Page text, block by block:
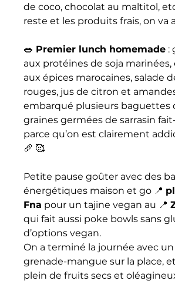
de coco, chocolat au maltitol,
reste et les produits frais, on va
🥗 Premier lunch homemade :
aux protéines de soja
aux épices marocaines, salade
rouges, jus de citron et
embarqué plusieurs baguettes
graines germées de sarrasin
parce qu’on est clairement
🥖 🥰
Petite pause goûter avec des
énergétiques maison et go 📍
Fna pour un tajine vegan au 📍
qui fait aussi poke bowls sans
d’options vegan.
On a terminé la journée avec
grenade-mangue sur la place,
plein de fruits secs et